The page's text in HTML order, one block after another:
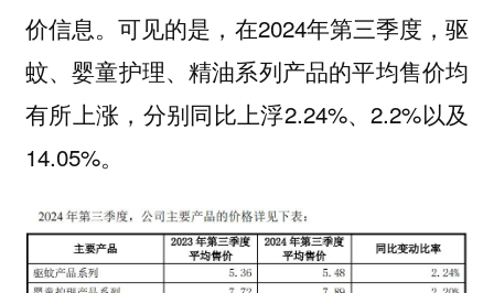
价信息。可见的是，在2024年第三季度，驱
蚊、婴童护理、精油系列产品的平均售价均
有所上涨，分别同比上浮2.24%、2.2%以及
14.05%。